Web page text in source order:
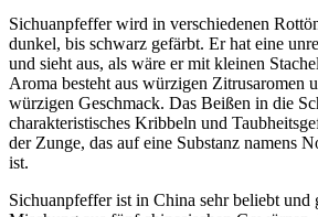
Sichuanpfeffer wird in verschiedenen
dunkel, bis schwarz gefärbt. Er hat eine
und sieht aus, als wäre er mit kleinen
Aroma besteht aus würzigen Zitrusaromen
würzigen Geschmack. Das Beißen in die
charakteristisches Kribbeln und
der Zunge, das auf eine Substanz namens
ist.
Sichuanpfeffer ist in China sehr beliebt und